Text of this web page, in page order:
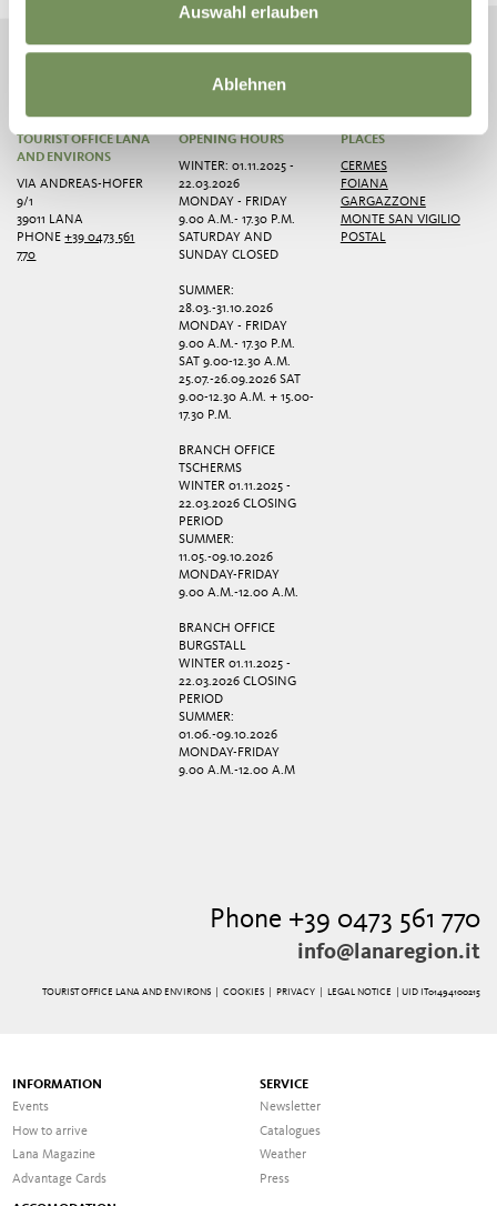
Auswahl erlauben
Ablehnen
NEWSLETTER SIGN UP
TOURIST OFFICE LANA
AND ENVIRONS
VIA ANDREAS-HOFER
9/1
39011 LANA
PHONE+39 0473 561
770
OPENING HOURS
WINTER: 01.11.2025 -
22.03.2026
MONDAY - FRIDAY
9.00 A.M.- 17.30 P.M.
SATURDAY AND
SUNDAY CLOSED
SUMMER:
28.03.-31.10.2026
MONDAY - FRIDAY
9.00 A.M.- 17.30 P.M.
SAT 9.00-12.30 A.M.
25.07.-26.09.2026 SAT
9.00-12.30 A.M. + 15.00-
17.30 P.M.
BRANCH OFFICE
TSCHERMS
WINTER 01.11.2025 -
22.03.2026 CLOSING
PERIOD
SUMMER:
11.05.-09.10.2026
MONDAY-FRIDAY
9.00 A.M.-12.00 A.M.
BRANCH OFFICE
BURGSTALL
WINTER 01.11.2025 -
22.03.2026 CLOSING
PERIOD
SUMMER:
01.06.-09.10.2026
MONDAY-FRIDAY
9.00 A.M.-12.00 A.M
PLACES
CERMES
FOIANA
GARGAZZONE
MONTE SAN VIGILIO
POSTAL
Phone +39 0473 561 770
info@lanaregion.it
TOURIST OFFICE LANA AND ENVIRONS | COOKIES| PRIVACY| LEGAL NOTICE | UID IT01494100215
INFORMATION
Events
How to arrive
Lana Magazine
Advantage Cards
SERVICE
Newsletter
Catalogues
Weather
Press